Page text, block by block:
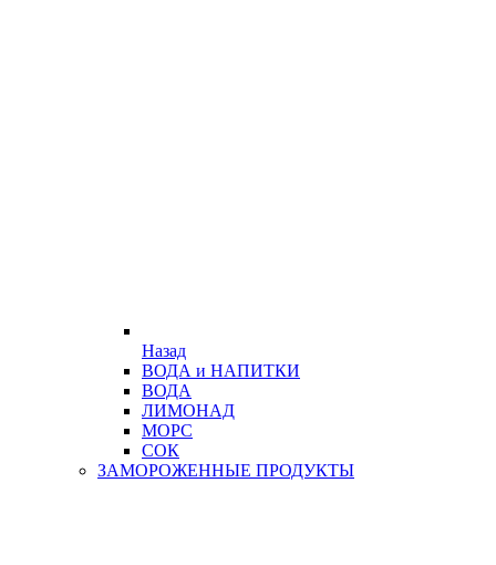
Назад
ВОДА и НАПИТКИ
ВОДА
ЛИМОНАД
МОРС
СОК
ЗАМОРОЖЕННЫЕ ПРОДУКТЫ